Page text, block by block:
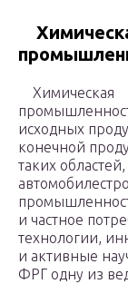
Химическая
исходных
конечной
таких
и частное
технологии,
и активные
ФРГ одну из